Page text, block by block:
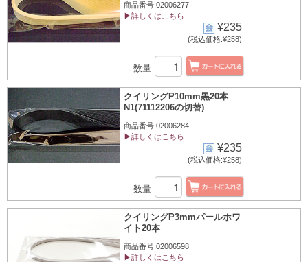
商品番号:02006277
▶詳しくはこちら
¥235
(税込価格:¥258)
数量
クイリングP10mm黒20本
N1(71112206の切替)
商品番号:02006284
▶詳しくはこちら
¥235
(税込価格:¥258)
数量
クイリングP3mmパールホワ
イト20本
商品番号:02006598
▶詳しくはこちら